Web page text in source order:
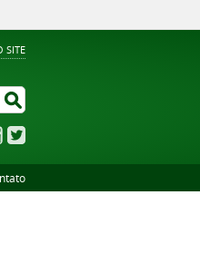
SITE
Instagram